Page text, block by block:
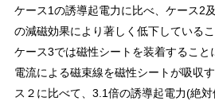
ケース1の誘導起電力に比べ、ケース2
の減磁効果により著しく低下している
ケース3では磁性シートを装着すること
電流による磁束線を磁性シートが吸収
ス２に比べて、3.1倍の誘導起電力(絶